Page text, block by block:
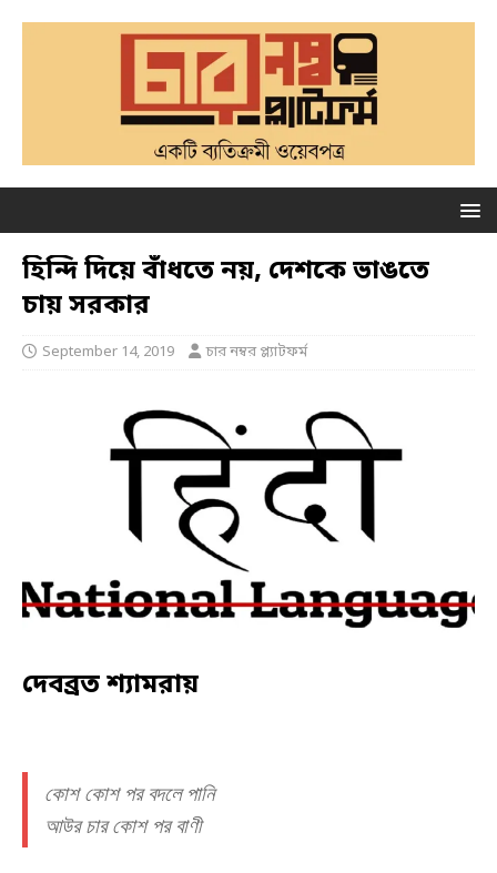
হিন্দি দিয়ে বাঁধতে নয়, দেশকে ভাঙতে
চায় সরকার
September 14, 2019 চার নম্বর প্ল্যাটফর্ম
দেবব্রত শ্যামরায়
কোশ কোশ পর বদলে পানি
আউর চার কোশ পর বাণী